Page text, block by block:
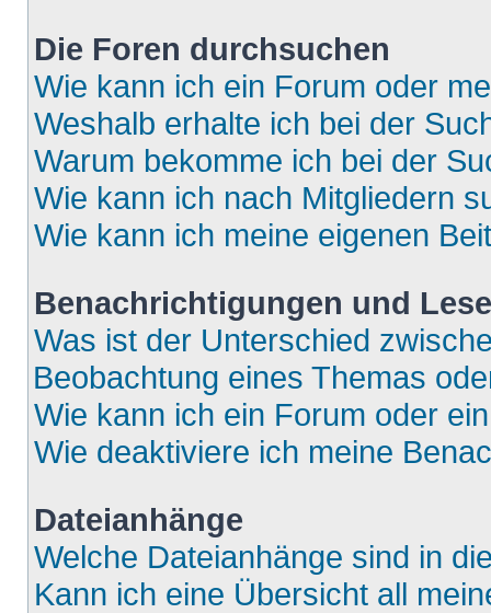
Die Foren durchsuchen
Wie kann ich ein Forum oder
Weshalb erhalte ich bei der
Warum bekomme ich bei der
Wie kann ich nach Mitgliedern
Wie kann ich meine eigenen
Benachrichtigungen und
Was ist der Unterschied
Beobachtung eines Themas
Wie kann ich ein Forum oder
Wie deaktiviere ich meine
Dateianhänge
Welche Dateianhänge sind in
Kann ich eine Übersicht all